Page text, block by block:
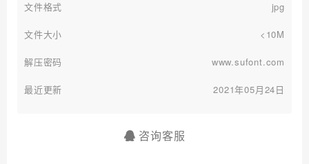
文件格式 jpg
文件大小 <10M
解压密码 www.sufont.com
最近更新 2021年05月24日
咨询客服